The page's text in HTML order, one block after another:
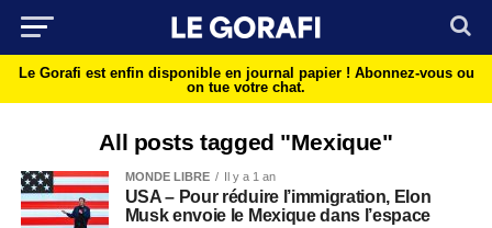
Le Gorafi est enfin disponible en journal papier ! Abonnez-vous ou
on tue votre chat.
All posts tagged "Mexique"
MONDE LIBRE Il y a 1 an
USA – Pour réduire l’immigration, Elon
Musk envoie le Mexique dans l’espace